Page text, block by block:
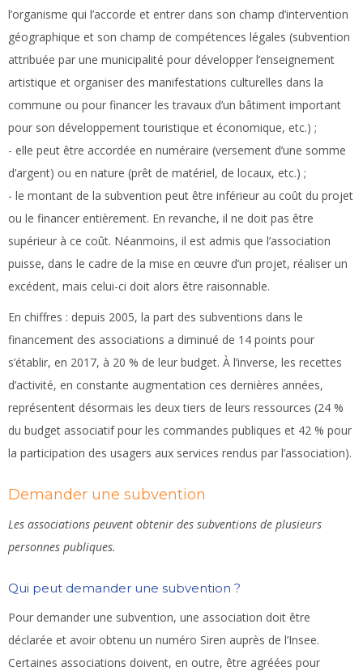
l’organisme qui l’accorde et entrer dans son champ d’intervention
géographique et son champ de compétences légales (subvention
attribuée par une municipalité pour développer l’enseignement
artistique et organiser des manifestations culturelles dans la
commune ou pour financer les travaux d’un bâtiment important
pour son développement touristique et économique, etc.) ;
- elle peut être accordée en numéraire (versement d’une somme
d’argent) ou en nature (prêt de matériel, de locaux, etc.) ;
- le montant de la subvention peut être inférieur au coût du projet
ou le financer entièrement. En revanche, il ne doit pas être
supérieur à ce coût. Néanmoins, il est admis que l’association
puisse, dans le cadre de la mise en œuvre d’un projet, réaliser un
excédent, mais celui-ci doit alors être raisonnable.
En chiffres : depuis 2005, la part des subventions dans le
financement des associations a diminué de 14 points pour
s’établir, en 2017, à 20 % de leur budget. À l’inverse, les recettes
d’activité, en constante augmentation ces dernières années,
représentent désormais les deux tiers de leurs ressources (24 %
du budget associatif pour les commandes publiques et 42 % pour
la participation des usagers aux services rendus par l’association).
Demander une subvention
Les associations peuvent obtenir des subventions de plusieurs
personnes publiques.
Qui peut demander une subvention ?
Pour demander une subvention, une association doit être
déclarée et avoir obtenu un numéro Siren auprès de l’Insee.
Certaines associations doivent, en outre, être agréées pour